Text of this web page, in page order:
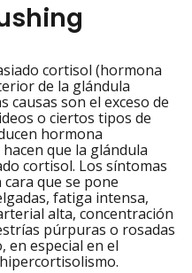
cortisol (hormona
de la glándula
causas son el exceso de
o ciertos tipos de
hormona
que la glándula
cortisol. Los síntomas
que se pone
fatiga intensa,
alta, concentración
púrpuras o rosadas
en especial en el